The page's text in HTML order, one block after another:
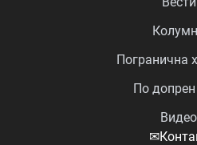
Погранична
По допрен
Видео
✉